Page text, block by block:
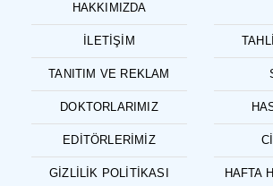
HAKKIMIZDA
İLETIŞIM
TANITIM VE REKLAM
DOKTORLARIMIZ
EDITÖRLERIMIZ
GIZLILIK POLITIKASI HAFTA